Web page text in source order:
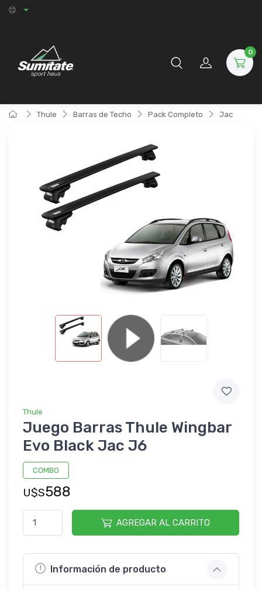
0
Thule Barras de Techo Pack Completo Jac
Thule
Juego Barras Thule Wingbar
Evo Black Jac J6
COMBO
U$S588
AGREGAR AL CARRITO
Información de producto